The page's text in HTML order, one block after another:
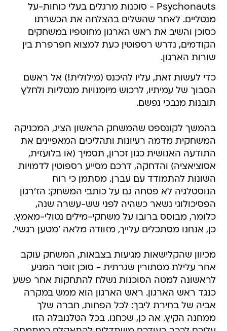
Psychonauts - סוכנות מרגלים בעלי כוחות-על
מנטליים. לאחר שהשלים בהצלחה את הכשרתו
כסוכן והשיב את ראש הארגון מחוטפיו במשחקים
הקודמים, נדרש רספוטין כעת למצוא חפרפרת בין
שורות הארגון.
כדי לעשות זאת, עליו להיכנס (מילולית!) אל ראשם
הסבוך של עמיתיו, לרכוש מיומנויות מנטליות ולחלץ
תובנות מנבכי נפשם.
בהמשך לקונספט שהמשחק הראשון הציג, המכניקה
המשחקית מדמה רעיונות ותהליכים המאפיינים את
התודעה האנושית כגון זכרון, תסמיך (או בלועזית,
אסוציאציה) והדחקה, דרכם מסייע רספוטין לדמויות
השונות להתמודד עם עברן. מסתמן כי רוח
הנוסטלגיה לא פסחה גם על כותבי המשחק: הז'רגון
הפסיכולוגי נשאר כשהיה לפני שש-עשרה שנה,
כלומר, מבוסס ברובו על משחקי-מילים נטולי-מאמץ.
כן, אנחנו מסתכלים עלייך, מזוודה מלאה 'מטען רגשי'.
מכיוון שהקלישאות מגיעות בצבאות, המשחק עוקב
אחר עלילת מסתורין שגרתית - סוכן זוטר המגיע
לראשונה למטה הסוכנות נשלח להתחקות אחר פשע
כנגד ראש הארגון. ראש הארגון הוא ממש במקרה
אביה של בחירת ליבך: לכל הפחות, חברה שלך
ממחנה הקיץ. אה כן, שכחנו. בכל הטלנובלה הזו